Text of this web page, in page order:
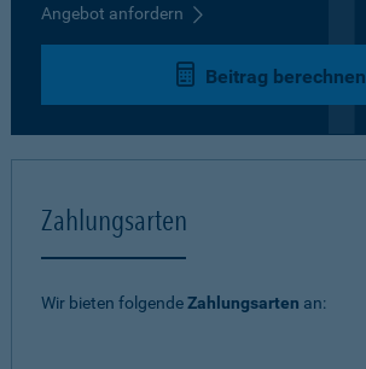
Angebot anfordern
Beitrag berechnen
Zahlungsarten
Wir bieten folgendeZahlungsarten an: